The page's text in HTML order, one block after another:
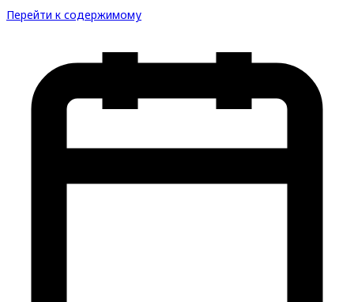
Перейти к содержимому